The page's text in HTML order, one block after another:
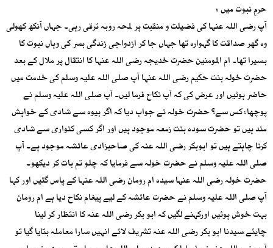
حرمِ نبوت میں :
آپ رضی اللہ عنہا کی فضیلت و منقبت ہر لمحہ روبہ ترقی رہی۔ جہاں آنکھ کھولی
وہ گھر صداقت کا گہوارہ تھا جہاں جا کر ازدواجی زندگی بسر کی وہاں نبوت کا
بسیرا تھا۔ ام المومنین حضرت خدیجہ رضی اللہ عنہا کا انتقال پر ملال کے بعد
حضرت خولہ بنت حکیم رضی اللہ عنہا آپ صلی اللہ علیہ وسلم کی خدمت میں
حاضر ہوئیں اور عرض کی کہ آپ نکاح فرما لیں۔ آپ صلی اللہ علیہ وسلم نے
پوچھا: کس سے؟ حضرت خولہ نے جواب دیا کہ اگر بیوہ سے شادی کے خواہش
مند ہیں تو حضرت سودہ بنت زمعہ موجود ہیں اور اگر کسی کنواری سے شادی
کرنا چاہتے ہیں تو ابوبکر رضی اللہ عنہ کی صاحبزادی عائشہ موجود ہے۔ آپ
صلی اللہ علیہ وسلم نے حضرت خولہ سے فرمایا کہ چلو تم بات کر دیکھو۔
حضرت خولہ رضی اللہ عنہا سیدہ ام رومان رضی اللہ عنہا کے پاس گئیں اور کہا
آپ صلی اللہ علیہ وسلم نے حضرت عائشہ کے لیے پیغام نکاح دیا ہے ام رومان
بہت خوش ہوئیں اورکہنے لگیں کہ ابو بکر رضی اللہ عنہ کا انتظار کر لینا
چایئے،سیدنا ابو بکر رضی اللہ عنہ تشریف لائے انہیں سارا معاملہ بتایا گیا تو